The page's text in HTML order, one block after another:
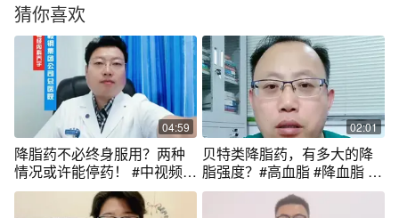
猜你喜欢
04:59
降脂药不必终身服用？两种
情况或许能停药！ #中视频伙
伴计划 #关注我每天坚持分享
知识 #医学科普 #医学科普仅
02:01
贝特类降脂药，有多大的降
脂强度？#高血脂 #降血脂 #
健康科普 @抖音短视频